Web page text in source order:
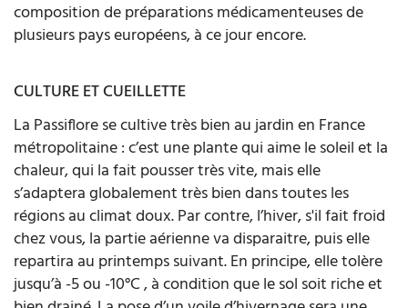
composition de préparations médicamenteuses de
plusieurs pays européens, à ce jour encore.
CULTURE ET CUEILLETTE
La Passiflore se cultive très bien au jardin en France
métropolitaine : c’est une plante qui aime le soleil et la
chaleur, qui la fait pousser très vite, mais elle
s’adaptera globalement très bien dans toutes les
régions au climat doux. Par contre, l’hiver, s'il fait froid
chez vous, la partie aérienne va disparaitre, puis elle
repartira au printemps suivant. En principe, elle tolère
jusqu’à -5 ou -10°C , à condition que le sol soit riche et